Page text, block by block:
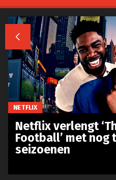

NETFLIX
Netflix verlengt
Football’ met nog
seizoenen